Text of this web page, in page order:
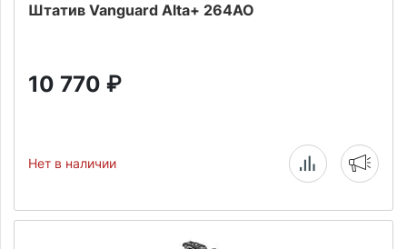
Штатив Vanguard Alta+ 264AO
10 770 ₽
Нет в наличии